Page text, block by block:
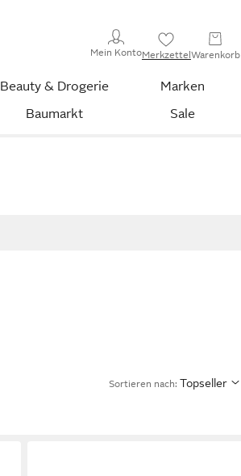
Mein KontoMerkzettelWarenkorb
Beauty & Drogerie
Marken
Baumarkt Sale
Sortieren nach: Topseller